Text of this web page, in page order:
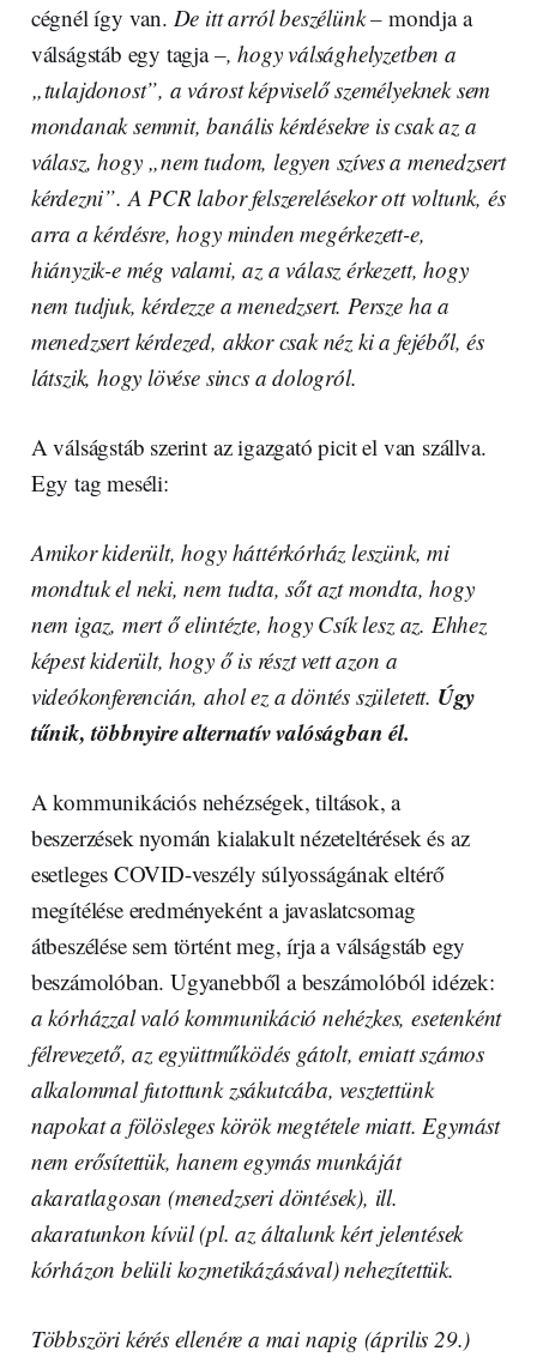
cégnél így van. De itt arról beszélünk – mondja a
válságstáb egy tagja–, hogy válsághelyzetben a
„tulajdonost”, a várost képviselő személyeknek sem
mondanak semmit, banális kérdésekre is csak az a
válasz, hogy „nem tudom, legyen szíves a menedzsert
kérdezni”. A PCR labor felszerelésekor ott voltunk, és
arra a kérdésre, hogy minden megérkezett-e,
hiányzik-e még valami, az a válasz érkezett, hogy
nem tudjuk, kérdezze a menedzsert. Persze ha a
menedzsert kérdezed, akkor csak néz ki a fejéből, és
látszik, hogy lövése sincs a dologról.
A válságstáb szerint az igazgató picit el van szállva.
Egy tag meséli:
Amikor kiderült, hogy háttérkórház leszünk, mi
mondtuk el neki, nem tudta, sőt azt mondta, hogy
nem igaz, mert ő elintézte, hogy Csík lesz az. Ehhez
képest kiderült, hogy ő is részt vett azon a
videókonferencián, ahol ez a döntés született. Úgy
tűnik, többnyire alternatív valóságban él.
A kommunikációs nehézségek, tiltások, a
beszerzések nyomán kialakult nézeteltérések és az
esetleges COVID-veszély súlyosságának eltérő
megítélése eredményeként a javaslatcsomag
átbeszélése sem történt meg, írja a válságstáb egy
beszámolóban. Ugyanebből a beszámolóból idézek:
a kórházzal való kommunikáció nehézkes, esetenként
félrevezető, az együttműködés gátolt, emiatt számos
alkalommal futottunk zsákutcába, vesztettünk
napokat a fölösleges körök megtétele miatt. Egymást
nem erősítettük, hanem egymás munkáját
akaratlagosan (menedzseri döntések), ill.
akaratunkon kívül (pl. az általunk kért jelentések
kórházon belüli kozmetikázásával) nehezítettük.
Többszöri kérés ellenére a mai napig (április 29.)